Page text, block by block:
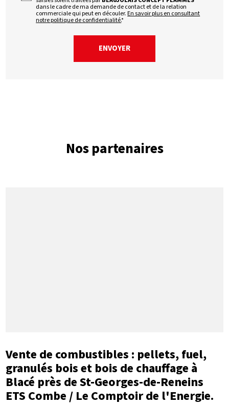
dans le cadre de ma demande de contact et de la relation
commerciale qui peut en découler.En savoir plus en consultant
notre politique de confidentialité.*
Nos partenaires
Vente de combustibles : pellets, fuel,
granulés bois et bois de chauffage à
Blacé près de St-Georges-de-Reneins
ETS Combe / Le Comptoir de l'Energie.